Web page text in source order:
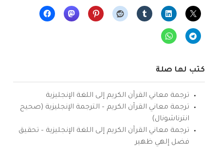
كتب لها صلة
ترجمة معاني القرآن الكريم إلى اللغة الإنجليزية
ترجمة معاني القرآن الكريم – الترجمة الإنجليزية (صحيح
انترناشونال)
ترجمة معاني القرآن الكريم إلى اللغة الإنجليزية – تحقيق
فضل إلهي ظهير